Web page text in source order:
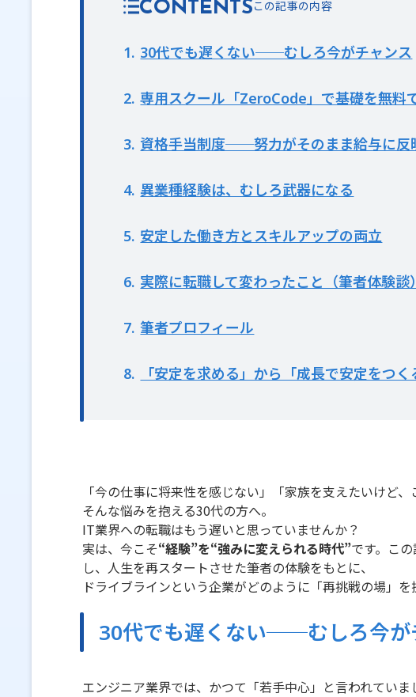
CONTENTS
1 30代でも遅くない──むしろ今がチャンス
2 専用スクール「ZeroCode」で基礎を無料
3 資格手当制度──努力がそのまま給与に反
4 異業種経験は、むしろ武器になる
5 安定した働き方とスキルアップの両立
6 実際に転職して変わったこと（筆者体験談）
7 筆者プロフィール
8 「安定を求める」から「成長で安定をつく
「今の仕事に将来性を感じない」「家族を支えたいけど
そんな悩みを抱える30代の方へ。
IT業界への転職はもう遅いと思っていませんか？
実は、今こそ“経験”を“強みに変えられる時代”です。こ
し、人生を再スタートさせた筆者の体験をもとに、
ドライブラインという企業がどのように「再挑戦の場」を
30代でも遅くない──むしろ今が
エンジニア業界では、かつて「若手中心」と言われていま